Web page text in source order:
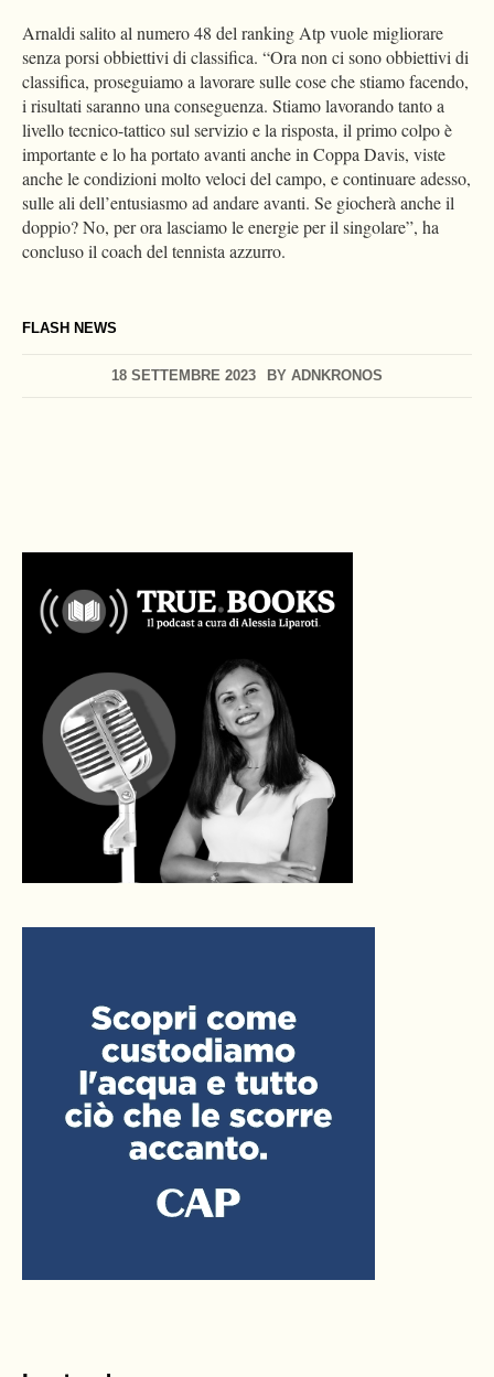
FLASH NEWS
18 SETTEMBRE 2023 BY ADNKRONOS
Arnaldi salito al numero 48 del ranking Atp vuole migliorare
senza porsi obbiettivi di classifica. “Ora non ci sono obbiettivi di
classifica, proseguiamo a lavorare sulle cose che stiamo facendo,
i risultati saranno una conseguenza. Stiamo lavorando tanto a
livello tecnico-tattico sul servizio e la risposta, il primo colpo è
importante e lo ha portato avanti anche in Coppa Davis, viste
anche le condizioni molto veloci del campo, e continuare adesso,
sulle ali dell’entusiasmo ad andare avanti. Se giocherà anche il
doppio? No, per ora lasciamo le energie per il singolare”, ha
concluso il coach del tennista azzurro.